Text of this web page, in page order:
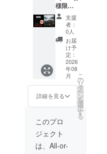
ファイヤー
でご紹介で
きていない
商品など数
多く販売中
です。
LINEビジネ
スアカウン
ト作成しま
した。
是非、追加
ください。
Off １年
保証
（通常
使用に
関して
の故障
につ
き）
35,024
様限
定） ポ
ケット
プロ
ジェク
ター×１
充電
ケーブ
ル×１
マニュ
アル×１
カ
ラー：
ブラッ
ク 通常
販売価
格
43,780
円
支援
者：
0人
お届
け予
定：
2026
年08
月
詳細を見る
こ
の
リ
タ
ー
ン
を
選
択
す
る
このプロ
ジェクト
は、All-or-